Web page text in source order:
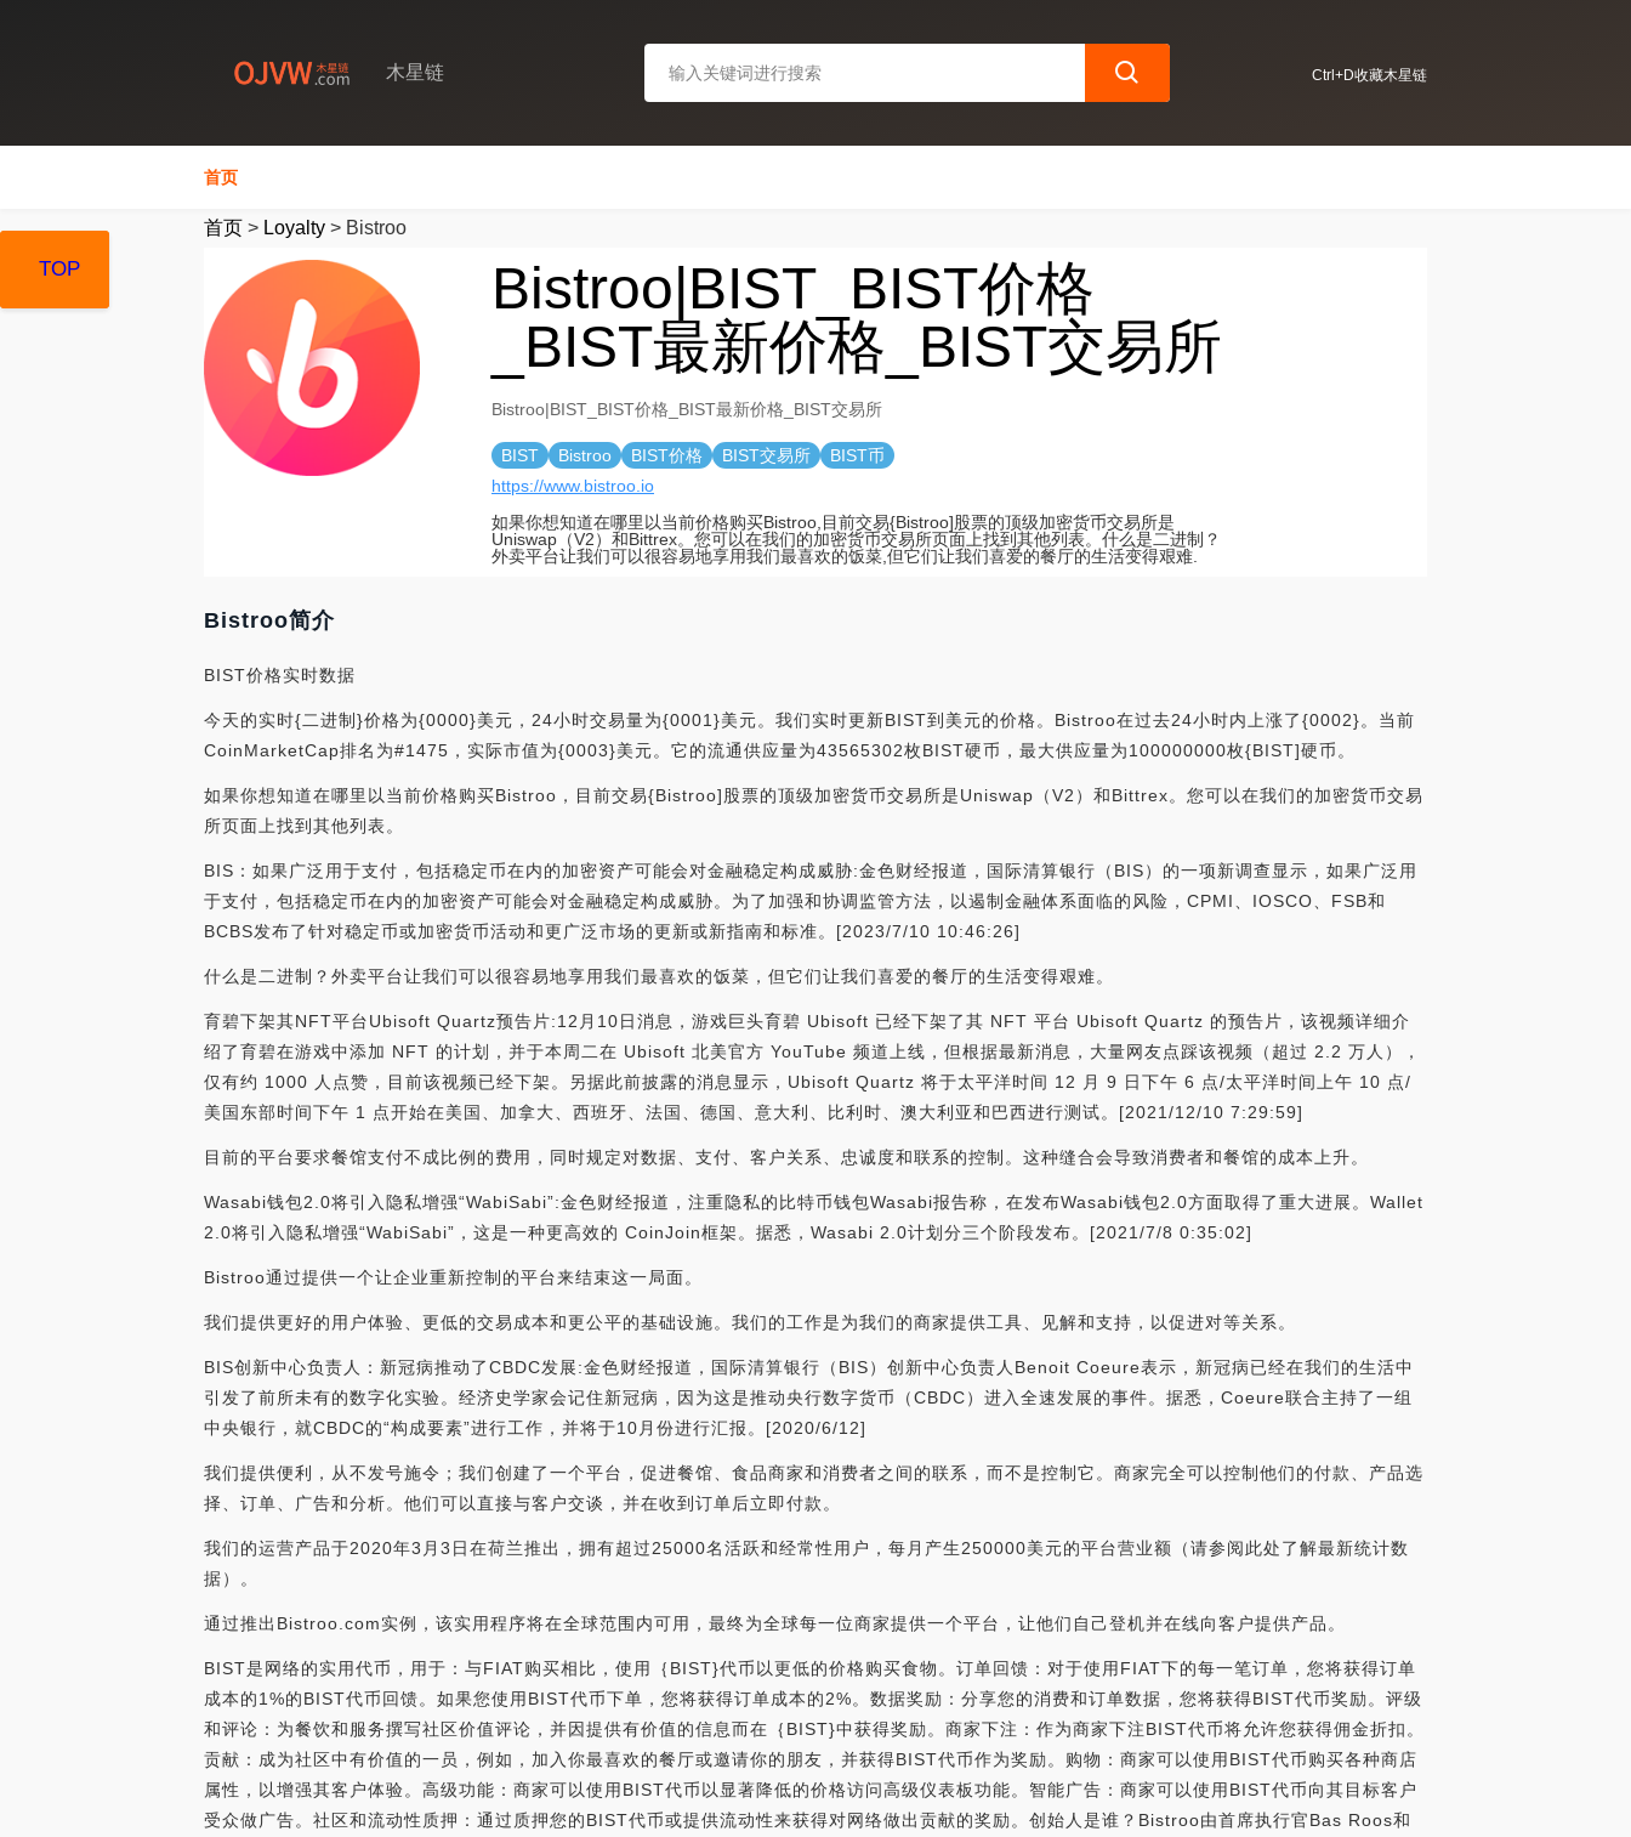
木星链 Ctrl+D收藏木星链
首页
首页 > Loyalty > Bistroo
Bistroo|BIST_BIST价格
_BIST最新价格_BIST交易所
Bistroo|BIST_BIST价格_BIST最新价格_BIST交易所
BIST Bistroo BIST价格 BIST交易所
BIST币
https://www.bistroo.io
如果你想知道在哪里以当前价格购买Bistroo,目前交易{Bistroo]股票的顶级加密货币交易所是
Uniswap（V2）和Bittrex。您可以在我们的加密货币交易所页面上找到其他列表。什么是二进制？
外卖平台让我们可以很容易地享用我们最喜欢的饭菜,但它们让我们喜爱的餐厅的生活变得艰难.
Bistroo简介
BIST价格实时数据
今天的实时{二进制}价格为{0000}美元，24小时交易量为{0001}美元。我们实时更新BIST到美元的价格。Bistroo在过去24小时内上涨了{0002}。当前
CoinMarketCap排名为#1475，实际市值为{0003}美元。它的流通供应量为43565302枚BIST硬币，最大供应量为100000000枚{BIST]硬币。
如果你想知道在哪里以当前价格购买Bistroo，目前交易{Bistroo]股票的顶级加密货币交易所是Uniswap（V2）和Bittrex。您可以在我们的加密货币交易
所页面上找到其他列表。
BIS：如果广泛用于支付，包括稳定币在内的加密资产可能会对金融稳定构成威胁:金色财经报道，国际清算银行（BIS）的一项新调查显示，如果广泛用
于支付，包括稳定币在内的加密资产可能会对金融稳定构成威胁。为了加强和协调监管方法，以遏制金融体系面临的风险，CPMI、IOSCO、FSB和
BCBS发布了针对稳定币或加密货币活动和更广泛市场的更新或新指南和标准。[2023/7/10 10:46:26]
什么是二进制？外卖平台让我们可以很容易地享用我们最喜欢的饭菜，但它们让我们喜爱的餐厅的生活变得艰难。
育碧下架其NFT平台Ubisoft Quartz预告片:12月10日消息，游戏巨头育碧 Ubisoft 已经下架了其 NFT 平台 Ubisoft Quartz 的预告片，该视频详细介
绍了育碧在游戏中添加 NFT 的计划，并于本周二在 Ubisoft 北美官方 YouTube 频道上线，但根据最新消息，大量网友点踩该视频（超过 2.2 万人），
仅有约 1000 人点赞，目前该视频已经下架。另据此前披露的消息显示，Ubisoft Quartz 将于太平洋时间 12 月 9 日下午 6 点/太平洋时间上午 10 点/
美国东部时间下午 1 点开始在美国、加拿大、西班牙、法国、德国、意大利、比利时、澳大利亚和巴西进行测试。[2021/12/10 7:29:59]
目前的平台要求餐馆支付不成比例的费用，同时规定对数据、支付、客户关系、忠诚度和联系的控制。这种缝合会导致消费者和餐馆的成本上升。
Wasabi钱包2.0将引入隐私增强“WabiSabi”:金色财经报道，注重隐私的比特币钱包Wasabi报告称，在发布Wasabi钱包2.0方面取得了重大进展。Wallet
2.0将引入隐私增强“WabiSabi”，这是一种更高效的 CoinJoin框架。据悉，Wasabi 2.0计划分三个阶段发布。[2021/7/8 0:35:02]
Bistroo通过提供一个让企业重新控制的平台来结束这一局面。
我们提供更好的用户体验、更低的交易成本和更公平的基础设施。我们的工作是为我们的商家提供工具、见解和支持，以促进对等关系。
BIS创新中心负责人：新冠病推动了CBDC发展:金色财经报道，国际清算银行（BIS）创新中心负责人Benoit Coeure表示，新冠病已经在我们的生活中
引发了前所未有的数字化实验。经济史学家会记住新冠病，因为这是推动央行数字货币（CBDC）进入全速发展的事件。据悉，Coeure联合主持了一组
中央银行，就CBDC的“构成要素”进行工作，并将于10月份进行汇报。[2020/6/12]
我们提供便利，从不发号施令；我们创建了一个平台，促进餐馆、食品商家和消费者之间的联系，而不是控制它。商家完全可以控制他们的付款、产品选
择、订单、广告和分析。他们可以直接与客户交谈，并在收到订单后立即付款。
我们的运营产品于2020年3月3日在荷兰推出，拥有超过25000名活跃和经常性用户，每月产生250000美元的平台营业额（请参阅此处了解最新统计数
据）。
通过推出Bistroo.com实例，该实用程序将在全球范围内可用，最终为全球每一位商家提供一个平台，让他们自己登机并在线向客户提供产品。
BIST是网络的实用代币，用于：与FIAT购买相比，使用｛BIST}代币以更低的价格购买食物。订单回馈：对于使用FIAT下的每一笔订单，您将获得订单
成本的1%的BIST代币回馈。如果您使用BIST代币下单，您将获得订单成本的2%。数据奖励：分享您的消费和订单数据，您将获得BIST代币奖励。评级
和评论：为餐饮和服务撰写社区价值评论，并因提供有价值的信息而在｛BIST}中获得奖励。商家下注：作为商家下注BIST代币将允许您获得佣金折扣。
贡献：成为社区中有价值的一员，例如，加入你最喜欢的餐厅或邀请你的朋友，并获得BIST代币作为奖励。购物：商家可以使用BIST代币购买各种商店
属性，以增强其客户体验。高级功能：商家可以使用BIST代币以显著降低的价格访问高级仪表板功能。智能广告：商家可以使用BIST代币向其目标客户
受众做广告。社区和流动性质押：通过质押您的BIST代币或提供流动性来获得对网络做出贡献的奖励。创始人是谁？Bistroo由首席执行官Bas Roos和
TOP
TOP
TOP